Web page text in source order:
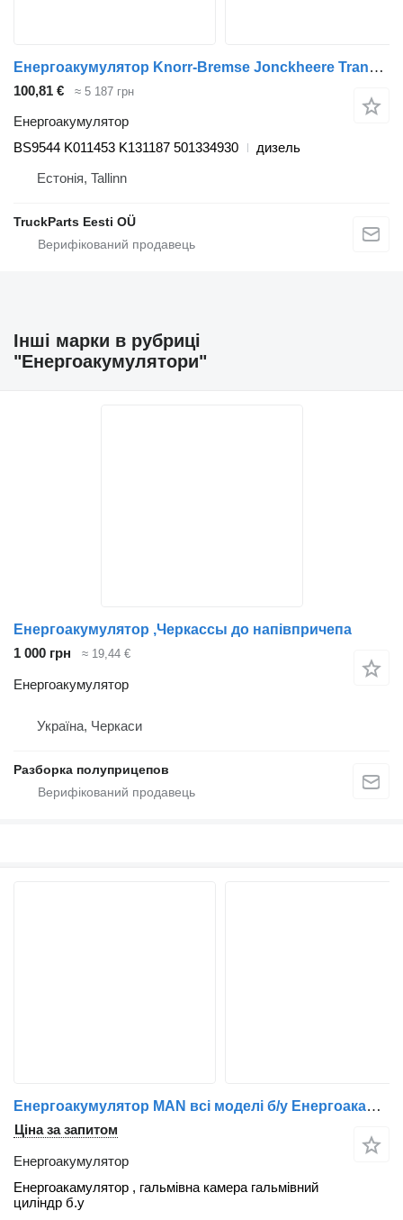
Енергоакумулятор Knorr-Bremse Jonckheere Transit 2000 (01.05-12.13) BS9544 до автобуса VDL Jonckheere Transit 2000 (2005-2013)
100,81 € ≈ 5 187 грн
Енергоакумулятор
BS9544 K011453 K131187 501334930
дизель
Естонія, Tallinn
TruckParts Eesti OÜ
Інші марки в рубриці
"Енергоакумулятори"
Енергоакумулятор ,Черкассы до напівпричепа
1 000 грн
≈ 19,44 €
Енергоакумулятор
Україна, Черкаси
Разборка полуприцепов
Енергоакумулятор MAN всі моделі б/у Енергоакамулятор , гальмівна ка до вантажівки MAN Енергоакамулятор
Ціна за запитом
Енергоакумулятор
Енергоакамулятор , гальмівна камера гальмівний
циліндр б.у